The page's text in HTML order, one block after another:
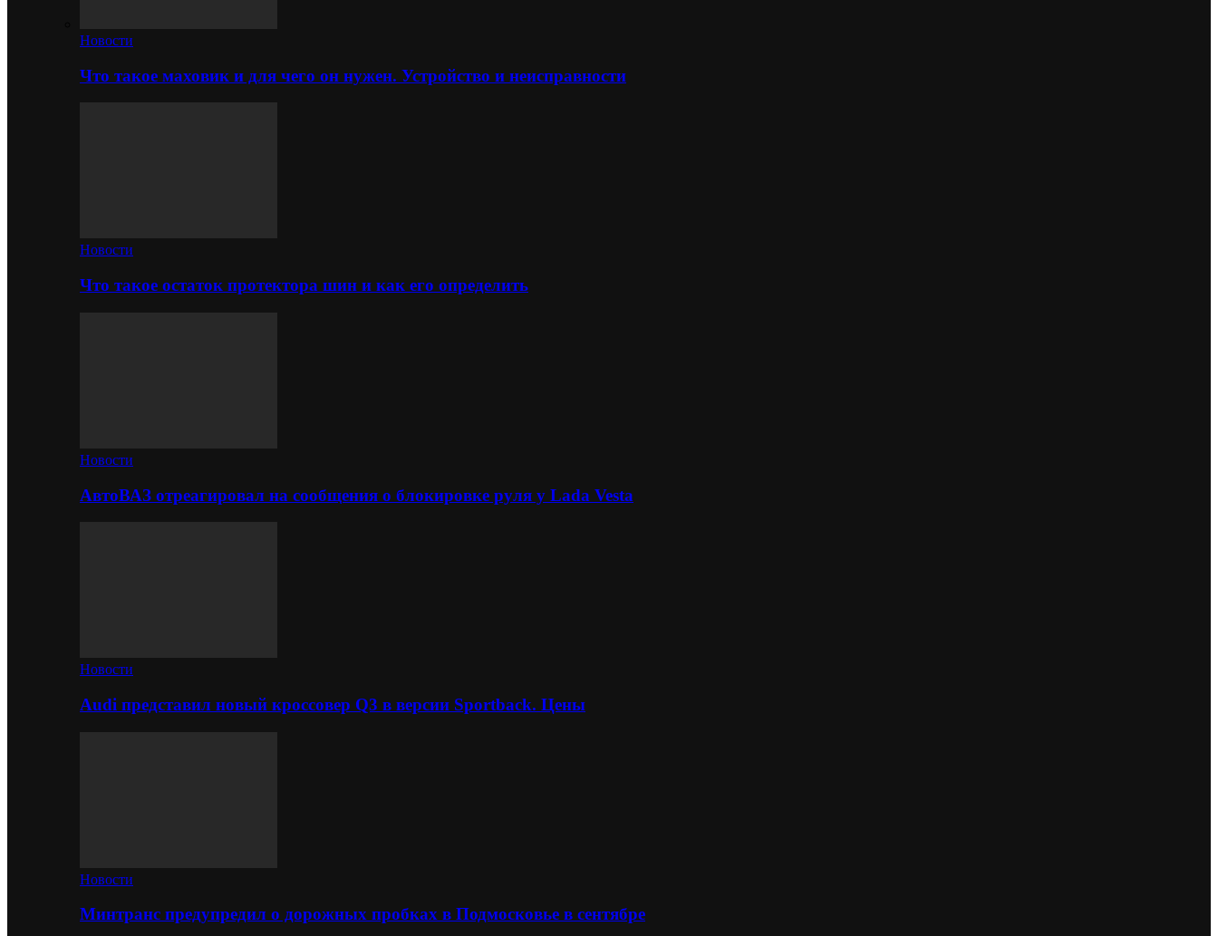
Новости
Что такое маховик и для чего он нужен. Устройство и неисправности
Новости
Что такое остаток протектора шин и как его определить
Новости
АвтоВАЗ отреагировал на сообщения о блокировке руля у Lada Vesta
Новости
Audi представил новый кроссовер Q3 в версии Sportback. Цены
Новости
Минтранс предупредил о дорожных пробках в Подмосковье в сентябре